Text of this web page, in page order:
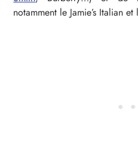
notamment le Jamie’s Italian et